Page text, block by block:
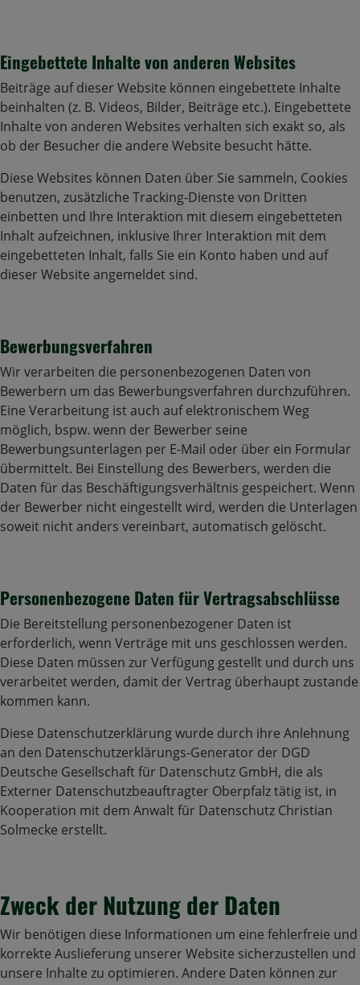
Eingebettete Inhalte von anderen Websites
Beiträge auf dieser Website können eingebettete Inhalte
beinhalten (z. B. Videos, Bilder, Beiträge etc.). Eingebettete
Inhalte von anderen Websites verhalten sich exakt so, als
ob der Besucher die andere Website besucht hätte.
Diese Websites können Daten über Sie sammeln, Cookies
benutzen, zusätzliche Tracking-Dienste von Dritten
einbetten und Ihre Interaktion mit diesem eingebetteten
Inhalt aufzeichnen, inklusive Ihrer Interaktion mit dem
eingebetteten Inhalt, falls Sie ein Konto haben und auf
dieser Website angemeldet sind.
Bewerbungsverfahren
Wir verarbeiten die personenbezogenen Daten von
Bewerbern um das Bewerbungsverfahren durchzuführen.
Eine Verarbeitung ist auch auf elektronischem Weg
möglich, bspw. wenn der Bewerber seine
Bewerbungsunterlagen per E-Mail oder über ein Formular
übermittelt. Bei Einstellung des Bewerbers, werden die
Daten für das Beschäftigungsverhältnis gespeichert. Wenn
der Bewerber nicht eingestellt wird, werden die Unterlagen
soweit nicht anders vereinbart, automatisch gelöscht.
Personenbezogene Daten für Vertragsabschlüsse
Die Bereitstellung personenbezogener Daten ist
erforderlich, wenn Verträge mit uns geschlossen werden.
Diese Daten müssen zur Verfügung gestellt und durch uns
verarbeitet werden, damit der Vertrag überhaupt zustande
kommen kann.
Diese Datenschutzerklärung wurde durch ihre Anlehnung
an den Datenschutzerklärungs-Generator der DGD
Deutsche Gesellschaft für Datenschutz GmbH, die als
Externer Datenschutzbeauftragter Oberpfalz tätig ist, in
Kooperation mit dem Anwalt für Datenschutz Christian
Solmecke erstellt.
Zweck der Nutzung der Daten
Wir benötigen diese Informationen um eine fehlerfreie und
korrekte Auslieferung unserer Website sicherzustellen und
unsere Inhalte zu optimieren. Andere Daten können zur